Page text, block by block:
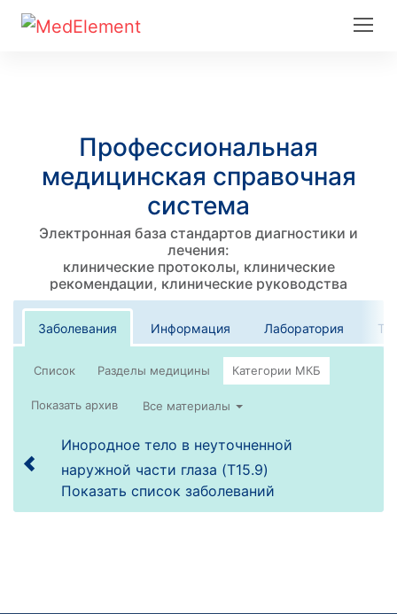
Профессиональная
медицинская справочная
система
Электронная база стандартов диагностики и
лечения:
клинические протоколы, клинические
рекомендации, клинические руководства
Заболевания Информация Лаборатория
Список
Все материалы
Инородное тело в неуточненной
наружной части глаза (T15.9)
Показать список заболеваний